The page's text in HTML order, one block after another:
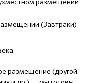
размещении
(Завтраки)
размещение (другой